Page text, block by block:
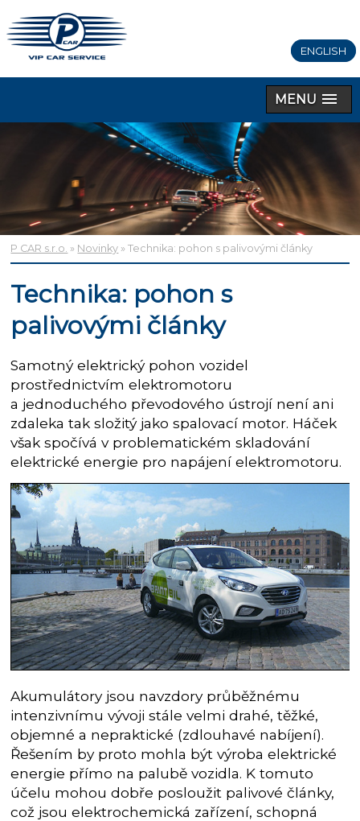
ENGLISH
MENU
P CAR s.r.o. » Novinky » Technika: pohon s palivovými články
Technika: pohon s
palivovými články
Samotný elektrický pohon vozidel
prostřednictvím elektromotoru
a jednoduchého převodového ústrojí není ani
zdaleka tak složitý jako spalovací motor. Háček
však spočívá v problematickém skladování
elektrické energie pro napájení elektromotoru.
Akumulátory jsou navzdory průběžnému
intenzivnímu vývoji stále velmi drahé, těžké,
objemné a nepraktické (zdlouhavé nabíjení).
Řešením by proto mohla být výroba elektrické
energie přímo na palubě vozidla. K tomuto
účelu mohou dobře posloužit palivové články,
což jsou elektrochemická zařízení, schopná